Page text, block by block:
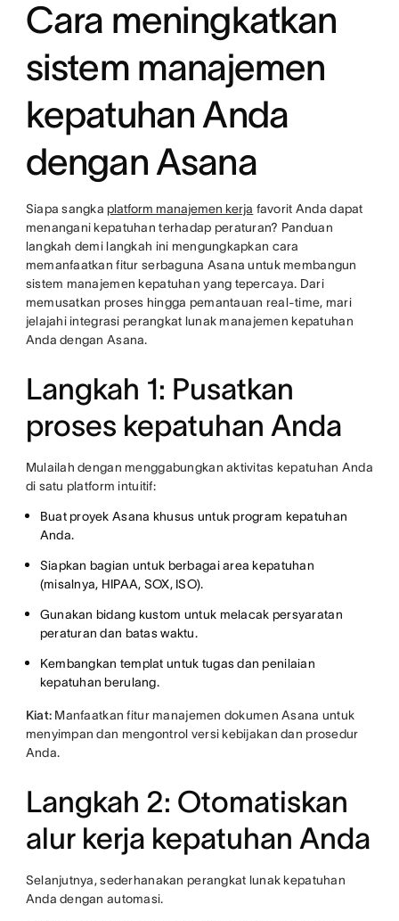
Cara meningkatkan
sistem manajemen
kepatuhan Anda
dengan Asana
Siapa sangka platform manajemen kerja favorit Anda dapat
menangani kepatuhan terhadap peraturan? Panduan
langkah demi langkah ini mengungkapkan cara
memanfaatkan fitur serbaguna Asana untuk membangun
sistem manajemen kepatuhan yang tepercaya. Dari
memusatkan proses hingga pemantauan real-time, mari
jelajahi integrasi perangkat lunak manajemen kepatuhan
Anda dengan Asana.
Langkah 1: Pusatkan
proses kepatuhan Anda
Mulailah dengan menggabungkan aktivitas kepatuhan Anda
di satu platform intuitif:
Buat proyek Asana khusus untuk program kepatuhan
Anda.
Siapkan bagian untuk berbagai area kepatuhan
(misalnya, HIPAA, SOX, ISO).
Gunakan bidang kustom untuk melacak persyaratan
peraturan dan batas waktu.
Kembangkan templat untuk tugas dan penilaian
kepatuhan berulang.
Kiat: Manfaatkan fitur manajemen dokumen Asana untuk
menyimpan dan mengontrol versi kebijakan dan prosedur
Anda.
Langkah 2: Otomatiskan
alur kerja kepatuhan Anda
Selanjutnya, sederhanakan perangkat lunak kepatuhan
Anda dengan automasi.